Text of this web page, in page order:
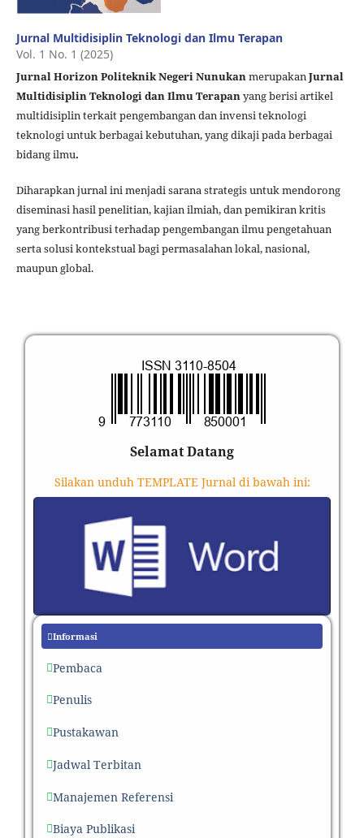
Jurnal Multidisiplin Teknologi dan Ilmu Terapan
Vol. 1 No. 1 (2025)
Jurnal Horizon Politeknik Negeri NunukanmerupakanJurnal
Multidisiplin Teknologi dan Ilmu Terapanyang berisi artikel
multidisiplin terkait pengembangan dan invensi teknologi
teknologi untuk berbagai kebutuhan, yang dikaji pada berbagai
bidang ilmu.
Diharapkan jurnal ini menjadi sarana strategis untuk mendorong
diseminasi hasil penelitian, kajian ilmiah, dan pemikiran kritis
yang berkontribusi terhadap pengembangan ilmu pengetahuan
serta solusi kontekstual bagi permasalahan lokal, nasional,
maupun global.
Selamat Datang
Silakan unduh TEMPLATE Jurnal di bawah ini:
Informasi
Pembaca
Penulis
Pustakawan
Jadwal Terbitan
Manajemen Referensi
Biaya Publikasi